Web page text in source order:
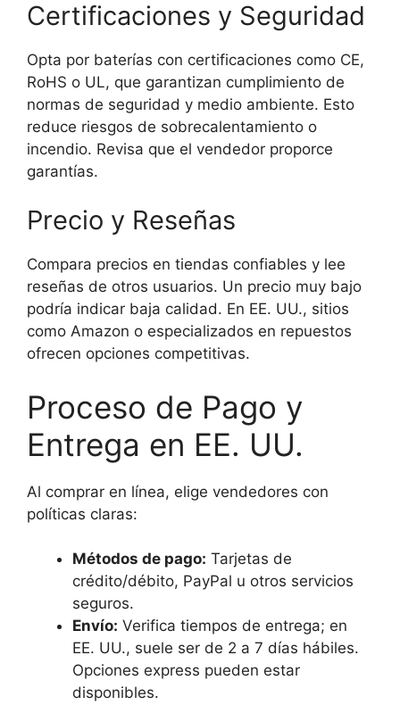
Certificaciones y Seguridad
Opta por baterías con certificaciones como CE,
RoHS o UL, que garantizan cumplimiento de
normas de seguridad y medio ambiente. Esto
reduce riesgos de sobrecalentamiento o
incendio. Revisa que el vendedor proporce
garantías.
Precio y Reseñas
Compara precios en tiendas confiables y lee
reseñas de otros usuarios. Un precio muy bajo
podría indicar baja calidad. En EE. UU., sitios
como Amazon o especializados en repuestos
ofrecen opciones competitivas.
Proceso de Pago y
Entrega en EE. UU.
Al comprar en línea, elige vendedores con
políticas claras:
Métodos de pago: Tarjetas de
crédito/débito, PayPal u otros servicios
seguros.
Envío: Verifica tiempos de entrega; en
EE. UU., suele ser de 2 a 7 días hábiles.
Opciones express pueden estar
disponibles.